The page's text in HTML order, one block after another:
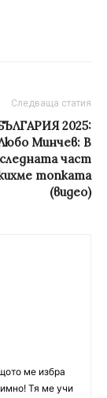
Следваща статия
2025:
Минчев: В
част
топката
(видео)
ме избра
Тя ме учи